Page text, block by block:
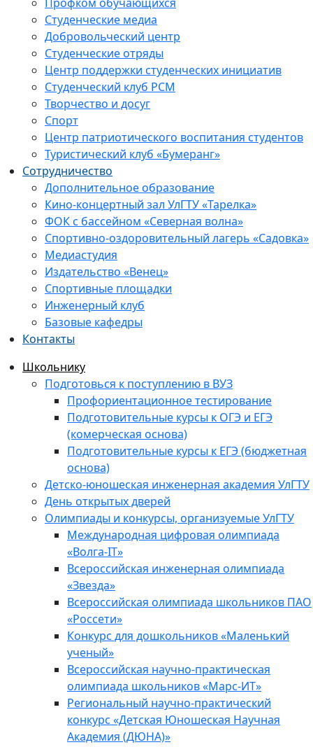
Студенческие медиа
Добровольческий центр
Студенческие отряды
Центр поддержки студенческих инициатив
Студенческий клуб РСМ
Творчество и досуг
Спорт
Центр патриотического воспитания студентов
Туристический клуб «Бумеранг»
Сотрудничество
Дополнительное образование
Кино-концертный зал УлГТУ «Тарелка»
ФОК с бассейном «Северная волна»
Спортивно-оздоровительный лагерь «Садовка»
Медиастудия
Издательство «Венец»
Спортивные площадки
Инженерный клуб
Базовые кафедры
Контакты
Школьнику
Подготовься к поступлению в ВУЗ
Профориентационное тестирование
Подготовительные курсы к ОГЭ и ЕГЭ
(комерческая основа)
Подготовительные курсы к ЕГЭ (бюджетная
основа)
Детско-юношеская инженерная академия УлГТУ
День открытых дверей
Олимпиады и конкурсы, организуемые УлГТУ
Международная цифровая олимпиада
«Волга-IT»
Всероссийская инженерная олимпиада
«Звезда»
Всероссийская олимпиада школьников ПАО
«Россети»
Конкурс для дошкольников «Маленький
ученый»
Всероссийская научно-практическая
олимпиада школьников «Марс-ИТ»
Региональный научно-практический
конкурс «Детская Юношеская Научная
Академия (ДЮНА)»